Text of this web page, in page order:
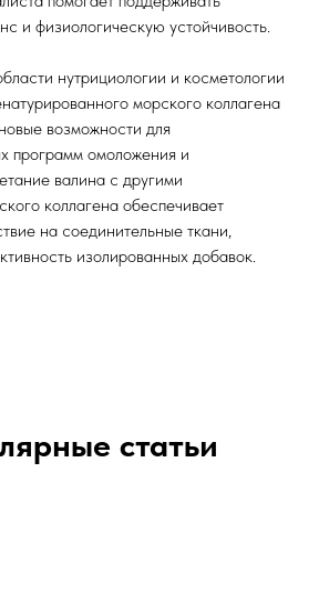
и физиологическую устойчивость.
нутрициологии и косметологии
морского коллагена
возможности для
программ омоложения и
валина с другими
коллагена обеспечивает
на соединительные ткани,
изолированных добавок.
статьи